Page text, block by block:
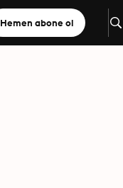
Hemen abone ol